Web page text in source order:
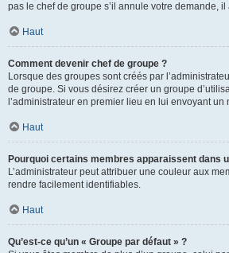
pas le chef de groupe s’il annule votre demande,
Haut
Comment devenir chef de groupe ?
Lorsque des groupes sont créés par
de groupe. Si vous désirez créer un groupe
l’administrateur en premier lieu en lui envoyant un
Haut
Pourquoi certains membres apparaissent dans
L’administrateur peut attribuer une couleur aux
rendre facilement identifiables.
Haut
Qu’est-ce qu’un « Groupe par défaut » ?